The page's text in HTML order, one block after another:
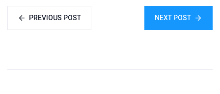
PREVIOUS POST NEXT POST